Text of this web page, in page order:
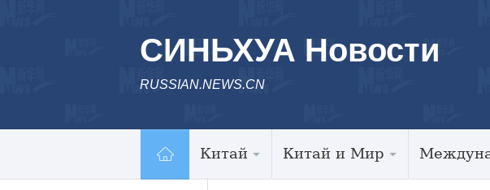
СИНЬХУА Новости
RUSSIAN.NEWS.CN
Китай Китай и Мир